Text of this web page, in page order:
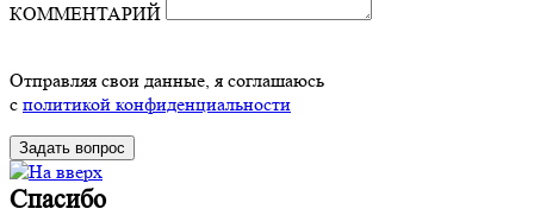
КОММЕНТАРИЙ
Отправляя свои данные, я соглашаюсь
с политикой конфиденциальности
Спасибо